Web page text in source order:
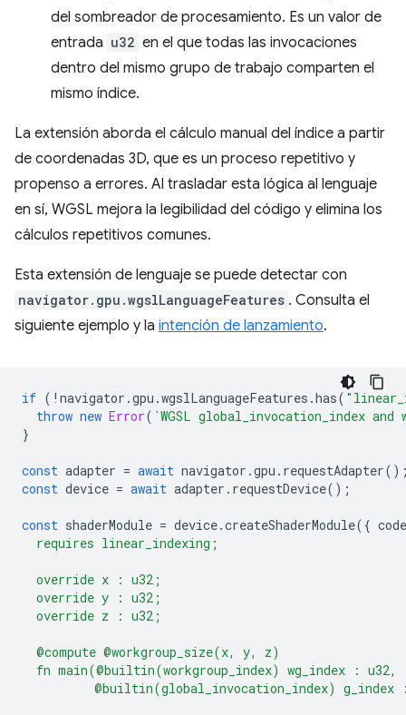
del sombreador de procesamiento. Es un valor de
entrada u32 en el que todas las invocaciones
dentro del mismo grupo de trabajo comparten el
mismo índice.
La extensión aborda el cálculo manual del índice a partir
de coordenadas 3D, que es un proceso repetitivo y
propenso a errores. Al trasladar esta lógica al lenguaje
en sí, WGSL mejora la legibilidad del código y elimina los
cálculos repetitivos comunes.
Esta extensión de lenguaje se puede detectar con
navigator.gpu.wgslLanguageFeatures . Consulta el
siguiente ejemplo y la intención de lanzamiento.
if ( ! navigator .gpu .wgslLanguageFeatures .has(
throw new Error( `WGSL global_invocation_index
}
const adapter = await navigator .gpu . requestAdapter
const device = await adapter . requestDevice();
const shaderModule = device.createShaderModule({ code
  requires linear_indexing;
  override x : u32;
  override y : u32;
  override z : u32;
  @compute @workgroup_size(x, y, z)
  fn main(@builtin(workgroup_index) wg_index : u32,
@builtin(global_invocation_index) g_index